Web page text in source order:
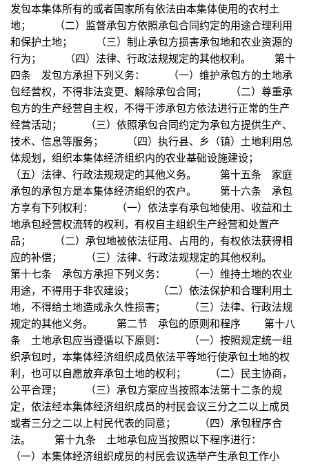
发包本集体所有的或者国家所有依法由本集体使用的农村土
地； （二）监督承包方依照承包合同约定的用途合理利用
和保护土地； （三）制止承包方损害承包地和农业资源的
行为； （四）法律、行政法规规定的其他权利。 第十
四条 发包方承担下列义务： （一）维护承包方的土地承
包经营权，不得非法变更、解除承包合同； （二）尊重承
包方的生产经营自主权，不得干涉承包方依法进行正常的生产
经营活动； （三）依照承包合同约定为承包方提供生产、
技术、信息等服务； （四）执行县、乡（镇）土地利用总
体规划，组织本集体经济组织内的农业基础设施建设；
（五）法律、行政法规规定的其他义务。 第十五条 家庭
承包的承包方是本集体经济组织的农户。 第十六条 承包
方享有下列权利： （一）依法享有承包地使用、收益和土
地承包经营权流转的权利，有权自主组织生产经营和处置产
品； （二）承包地被依法征用、占用的，有权依法获得相
应的补偿； （三）法律、行政法规规定的其他权利。
第十七条 承包方承担下列义务： （一）维持土地的农业
用途，不得用于非农建设； （二）依法保护和合理利用土
地，不得给土地造成永久性损害； （三）法律、行政法规
规定的其他义务。 第二节 承包的原则和程序 第十八
条 土地承包应当遵循以下原则： （一）按照规定统一组
织承包时，本集体经济组织成员依法平等地行使承包土地的权
利，也可以自愿放弃承包土地的权利； （二）民主协商，
公平合理； （三）承包方案应当按照本法第十二条的规
定，依法经本集体经济组织成员的村民会议三分之二以上成员
或者三分之二以上村民代表的同意； （四）承包程序合
法。 第十九条 土地承包应当按照以下程序进行：
（一）本集体经济组织成员的村民会议选举产生承包工作小